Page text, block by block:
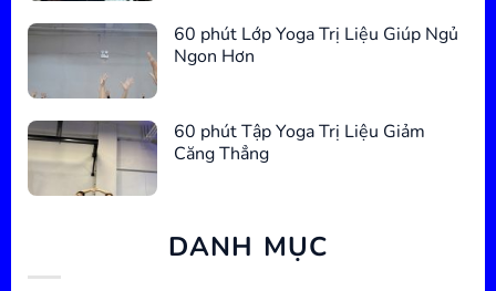
60 phút Lớp Yoga Trị Liệu Giúp Ngủ
Ngon Hơn
60 phút Tập Yoga Trị Liệu Giảm
Căng Thẳng
DANH MỤC